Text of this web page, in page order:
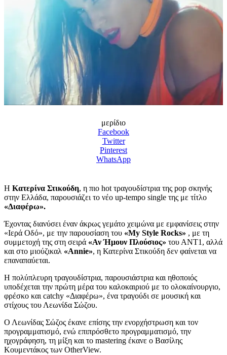
μερίδιο
Facebook
Twitter
Pinterest
WhatsApp
Η Κατερίνα Στικούδη, η πιο hot τραγουδίστρια της pop σκηνής
στην Ελλάδα, παρουσιάζει το νέο up-tempo single της με τίτλο
«Διαφέρω».
Έχοντας διανύσει έναν άκρως γεμάτο χειμώνα με εμφανίσεις στην
«Ιερά Οδό», με την παρουσίαση του «My Style Rocks» , με τη
συμμετοχή της στη σειρά «Αν Ήμουν Πλούσιος» του ΑΝΤ1, αλλά
και στο μιούζικαλ «Annie», η Κατερίνα Στικούδη δεν φαίνεται να
επαναπαύεται.
Η πολύπλευρη τραγουδίστρια, παρουσιάστρια και ηθοποιός
υποδέχεται την πρώτη μέρα του καλοκαιριού με το ολοκαίνουργιο,
φρέσκο και catchy «Διαφέρω», ένα τραγούδι σε μουσική και
στίχους του Λεωνίδα Σώζου.
Ο Λεωνίδας Σώζος έκανε επίσης την ενορχήστρωση και τον
προγραμματισμό, ενώ επιπρόσθετο προγραμματισμό, την
ηχογράφηση, τη μίξη και το mastering έκανε ο Βασίλης
Κουμεντάκος των OtherView.